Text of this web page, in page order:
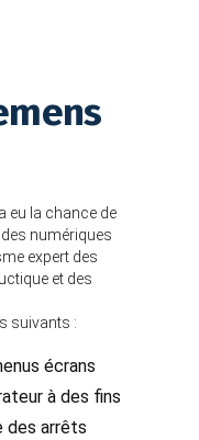
eu la chance de
numériques
expert des
et des
suivants :
écrans
à des fins
des arrêts